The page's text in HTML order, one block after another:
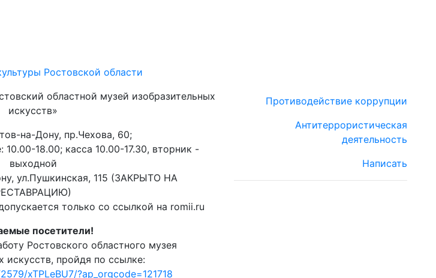
Ростовской области
областной музей изобразительных
искусств»
на-Дону, пр.Чехова, 60;
18.00; касса 10.00-17.30, вторник -
выходной
ул.Пушкинская, 115 (ЗАКРЫТО НА
только со ссылкой на romii.ru
посетители!
Ростовского областного музея
искусств, пройдя по ссылке:
xTPLeBU7/?ap_orgcode=121718
Противодействие коррупции
Антитеррористическая
деятельность
Написать